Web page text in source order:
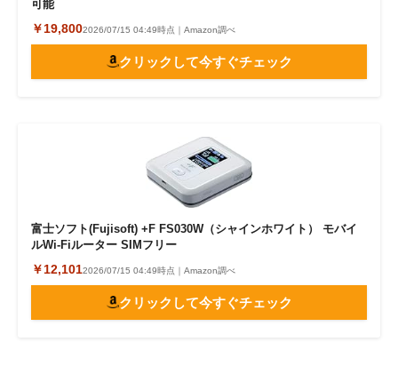
可能
￥19,8002026/07/15 04:49時点｜Amazon調べ
クリックして今すぐチェック
富士ソフト(Fujisoft) +F FS030W（シャインホワイト） モバイ
ルWi-Fiルーター SIMフリー
￥12,1012026/07/15 04:49時点｜Amazon調べ
クリックして今すぐチェック